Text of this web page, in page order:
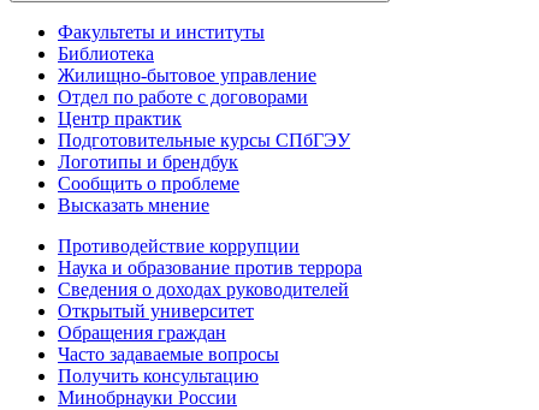
Факультеты и институты
Библиотека
Жилищно-бытовое управление
Отдел по работе с договорами
Центр практик
Подготовительные курсы СПбГЭУ
Логотипы и брендбук
Сообщить о проблеме
Высказать мнение
Противодействие коррупции
Наука и образование против террора
Сведения о доходах руководителей
Открытый университет
Обращения граждан
Часто задаваемые вопросы
Получить консультацию
Минобрнауки России